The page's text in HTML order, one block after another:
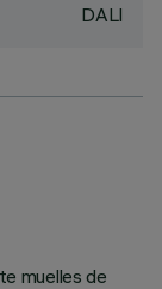
DALI
muelles de